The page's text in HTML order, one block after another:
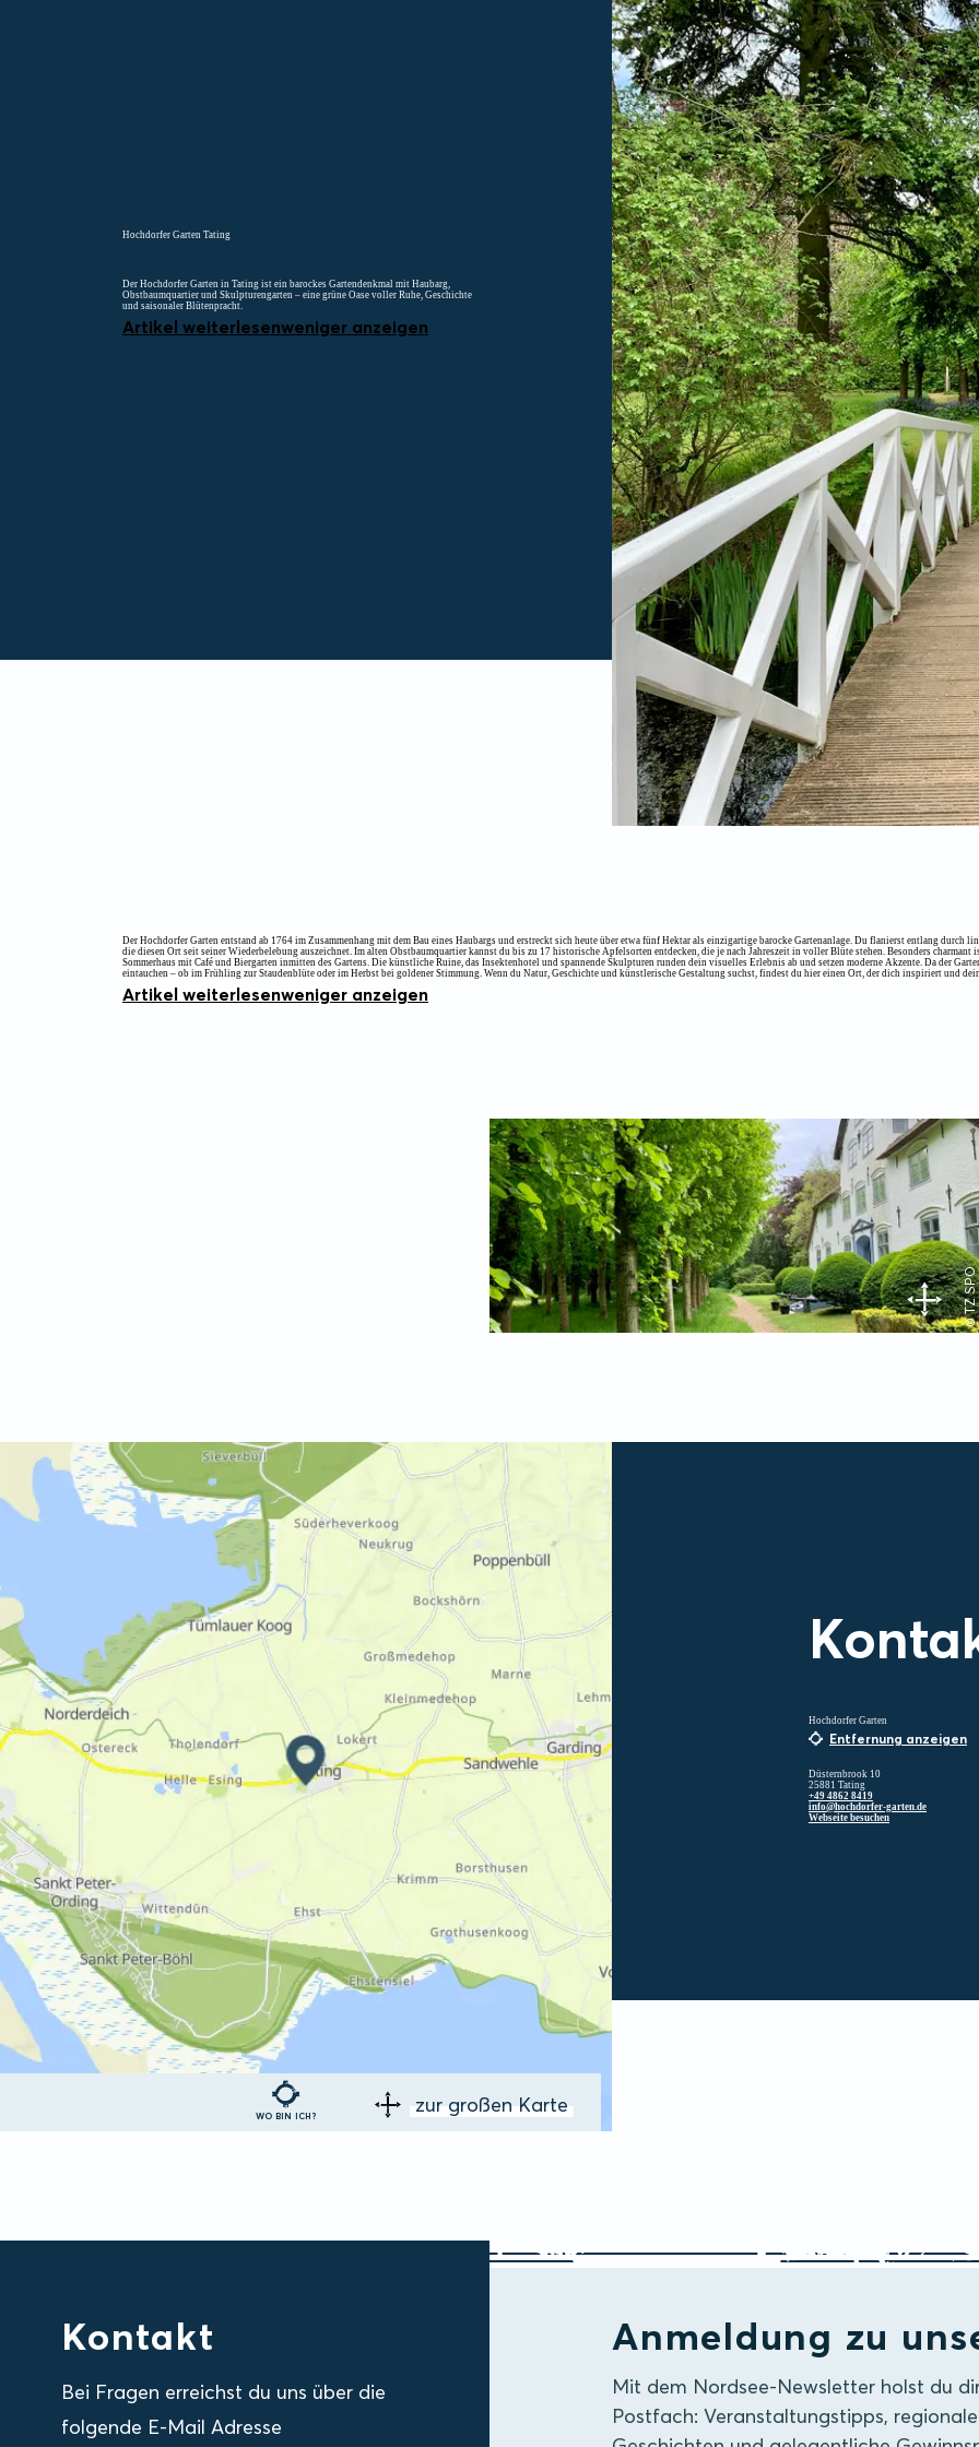
Unterkunft
Hochdorfer Garten Tating
Der Hochdorfer Garten in Tating ist ein barockes Gartendenkmal mit Haubarg,
Obstbaumquartier und Skulpturengarten – eine grüne Oase voller Ruhe, Geschichte
und saisonaler Blütenpracht.
Artikel weiterlesenweniger anzeigen
Der Hochdorfer Garten entstand ab 1764 im Zusammenhang mit dem Bau eines Haubargs und erstreckt sich heute über etwa fünf Hektar als einzigartige barocke Gartenanlage. Du flanierst entlang durch
die diesen Ort seit seiner Wiederbelebung auszeichnet. Im alten Obstbaumquartier kannst du bis zu 17 historische Apfelsorten entdecken, die je nach Jahreszeit in voller Blüte stehen. Besonders charmant
Sommerhaus mit Café und Biergarten inmitten des Gartens. Die künstliche Ruine, das Insektenhotel und spannende Skulpturen runden dein visuelles Erlebnis ab und setzen moderne Akzente. Da der
eintauchen – ob im Frühling zur Staudenblüte oder im Herbst bei goldener Stimmung. Wenn du Natur, Geschichte und künstlerische Gestaltung suchst, findest du hier einen Ort, der dich inspiriert und
Artikel weiterlesenweniger anzeigen
© TZ SPO
WO BIN ICH? zur großen Karte
Hochdorfer Garten
Entfernung anzeigen
Düsternbrook 10
25881 Tating
+49 4862 8419
info@hochdorfer-garten.de
Webseite besuchen
Anmeldung zu
Mit dem Nordsee-Newsletter holst du
Postfach: Veranstaltungstipps,
Kontakt
Bei Fragen erreichst du uns über die
folgende E-Mail Adresse